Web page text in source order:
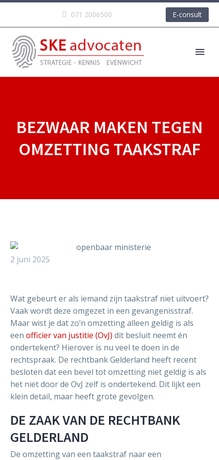
071 2006500 E-consult
BEZWAAR MAKEN TEGEN
OMZETTING TAAKSTRAF
2 juni 2025
Wat gebeurt er als iemand zijn taakstraf niet uitvoert?
Vaak wordt deze omgezet in een gevangenisstraf.
Maar wist je dat zo’n omzetting alleen geldig is als
een officier van justitie (OvJ) dit besluit neemt én
ondertekent? Hierover is nu veel te doen in de
rechtspraak. De rechtbank Gelderland heeft recent
besloten dat een bevel tot omzetting niet geldig is als
het niet door de OvJ zelf is ondertekend. Dit lijkt een
klein detail, maar heeft grote gevolgen.
DE ZAAK VAN DE RECHTBANK
GELDERLAND
De omzetting van een taakstraf naar een